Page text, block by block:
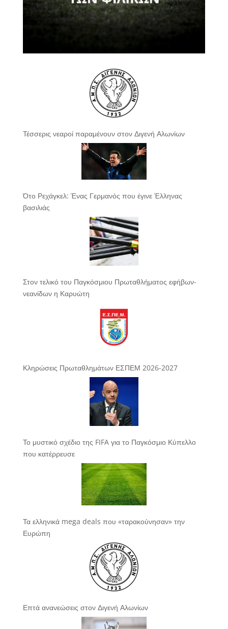
Τέσσερις νεαροί παραμένουν στον Διγενή Αλωνίων
Ότο Ρεχάγκελ: Ένας Γερμανός που έγινε Έλληνας
βασιλιάς
Στον τελικό του Παγκόσμιου Πρωταθλήματος εφήβων-
νεανίδων η Καρυώτη
Κληρώσεις Πρωταθλημάτων ΕΣΠΕΜ 2026-2027
Το μυστικό σχέδιο της FIFA για το Παγκόσμιο Κύπελλο
που κατέρρευσε
Τα ελληνικά mega deals που «ταρακούνησαν» την
Ευρώπη
Επτά ανανεώσεις στον Διγενή Αλωνίων